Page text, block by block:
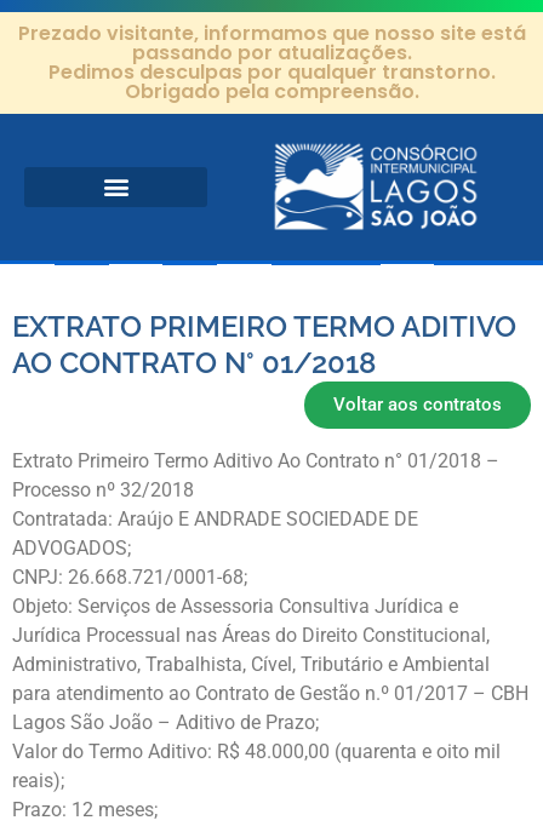
Prezado visitante, informamos que nosso site está
passando por atualizações.
Pedimos desculpas por qualquer transtorno.
Obrigado pela compreensão.
EXTRATO PRIMEIRO TERMO ADITIVO
AO CONTRATO N° 01/2018
Voltar aos contratos
Extrato Primeiro Termo Aditivo Ao Contrato n° 01/2018 –
Processo nº 32/2018
Contratada: Araújo E ANDRADE SOCIEDADE DE
ADVOGADOS;
CNPJ: 26.668.721/0001-68;
Objeto: Serviços de Assessoria Consultiva Jurídica e
Jurídica Processual nas Áreas do Direito Constitucional,
Administrativo, Trabalhista, Cível, Tributário e Ambiental
para atendimento ao Contrato de Gestão n.º 01/2017 – CBH
Lagos São João – Aditivo de Prazo;
Valor do Termo Aditivo: R$ 48.000,00 (quarenta e oito mil
reais);
Prazo: 12 meses;